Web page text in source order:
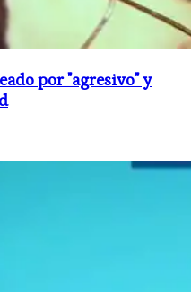
por "agresivo" y